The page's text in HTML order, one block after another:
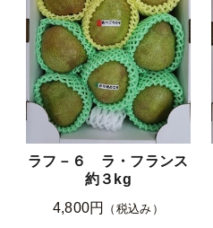
ラフ－６ ラ・フランス
約３kg
4,800円
（税込み）